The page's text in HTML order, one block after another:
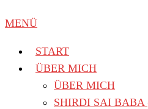
MENÜ
START
ÜBER MICH
ÜBER MICH
SHIRDI SAI BABA